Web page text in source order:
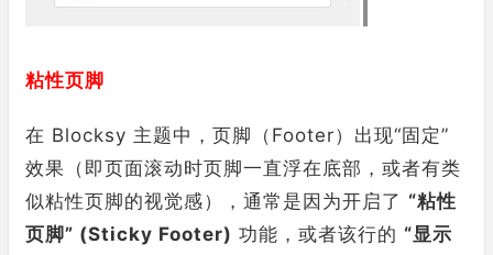
粘性页脚
在 Blocksy 主题中，页脚（Footer）出现“固定”
效果（即页面滚动时页脚一直浮在底部，或者有类
似粘性页脚的视觉感），通常是因为开启了 “粘性
页脚” (Sticky Footer) 功能，或者该行的 “显示